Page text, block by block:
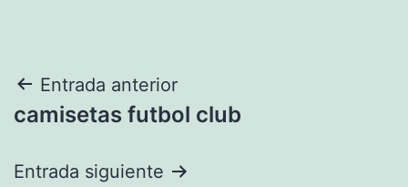
Navegación
de
entradas
Entrada anterior
camisetas futbol club
Entrada siguiente